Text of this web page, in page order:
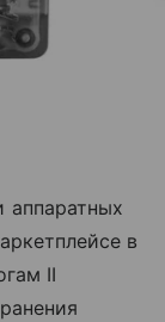
аппаратных
в
II